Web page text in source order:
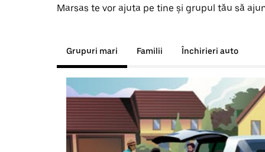
Marsas te vor ajuta pe tine și grupul tău să
Grupuri mari Familii Închirieri auto